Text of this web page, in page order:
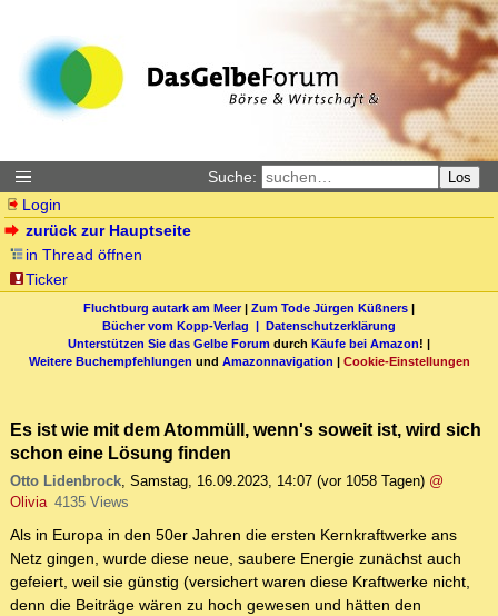
Suche: Los
Login
zurück zur Hauptseite
in Thread öffnen
Ticker
Fluchtburg autark am Meer| Zum Tode Jürgen Küßners |
Bücher vom Kopp-Verlag | Datenschutzerklärung
Unterstützen Sie das Gelbe Forum durch Käufe bei Amazon! |
Weitere Buchempfehlungen und Amazonnavigation | Cookie-Einstellungen
Es ist wie mit dem Atommüll, wenn's soweit ist, wird sich
schon eine Lösung finden
Otto Lidenbrock, Samstag, 16.09.2023, 14:07 (vor 1058 Tagen) @
Olivia 4135 Views
Als in Europa in den 50er Jahren die ersten Kernkraftwerke ans
Netz gingen, wurde diese neue, saubere Energie zunächst auch
gefeiert, weil sie günstig (versichert waren diese Kraftwerke nicht,
denn die Beiträge wären zu hoch gewesen und hätten den